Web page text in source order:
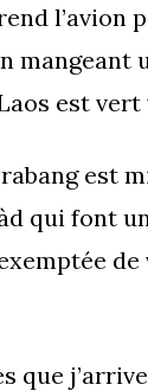
l’avion
mangeant
est
est
qui font
que